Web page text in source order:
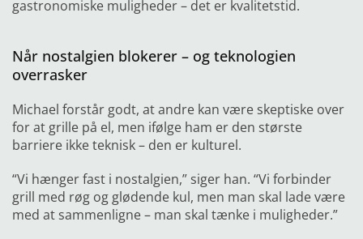
gastronomiske muligheder – det er kvalitetstid.
Når nostalgien blokerer – og teknologien
overrasker
Michael forstår godt, at andre kan være skeptiske over
for at grille på el, men ifølge ham er den største
barriere ikke teknisk – den er kulturel.
“Vi hænger fast i nostalgien,” siger han. “Vi forbinder
grill med røg og glødende kul, men man skal lade være
med at sammenligne – man skal tænke i muligheder.”